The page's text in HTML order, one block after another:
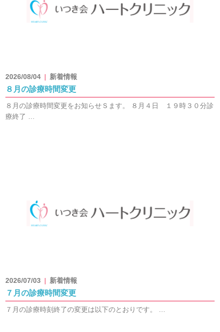
2026/08/04 新着情報
８月の診療時間変更
８月の診療時間変更をお知らせＳます。 ８月４日 １９時３０分診
療終了 …
2026/07/03 新着情報
７月の診療時間変更
７月の診療時刻終了の変更は以下のとおりです。 …